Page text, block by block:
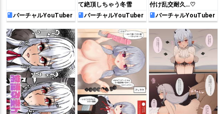
バーチャルYouTuber
て絶頂しちゃう冬雪
バーチャルYouTuber
付け乱交耐久…♡
バーチャルYouTuber